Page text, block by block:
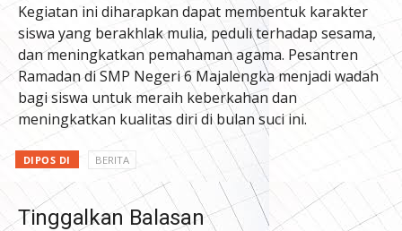
Kegiatan ini diharapkan dapat membentuk karakter
siswa yang berakhlak mulia, peduli terhadap sesama,
dan meningkatkan pemahaman agama. Pesantren
Ramadan di SMP Negeri 6 Majalengka menjadi wadah
bagi siswa untuk meraih keberkahan dan
meningkatkan kualitas diri di bulan suci ini.
DIPOS DI BERITA
Tinggalkan Balasan